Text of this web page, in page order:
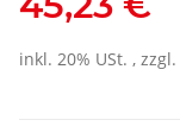
inkl. 20% USt. , zzgl.